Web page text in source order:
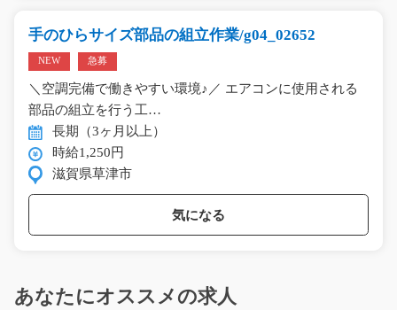
手のひらサイズ部品の組立作業/g04_02652
NEW 急募
＼空調完備で働きやすい環境♪／ エアコンに使用される
部品の組立を行う工…
長期（3ヶ月以上）
時給1,250円
滋賀県草津市
気になる
あなたにオススメの求人